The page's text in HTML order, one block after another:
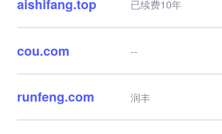
aishifang.top 已续费10年
cou.com --
runfeng.com 润丰